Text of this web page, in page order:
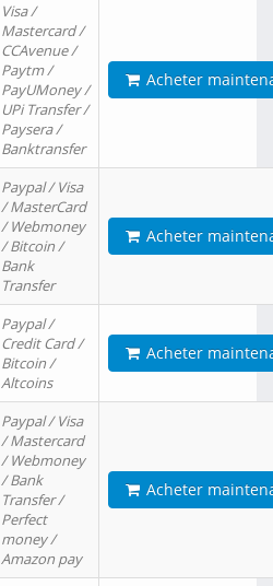
Visa /
Mastercard /
CCAvenue /
Paytm /
PayUMoney /
UPi Transfer /
Paysera /
Banktransfer
Acheter
Paypal / Visa
/ MasterCard
/ Webmoney
/ Bitcoin /
Bank
Transfer
Acheter
Paypal /
Credit Card /
Bitcoin /
Altcoins
Acheter
Paypal / Visa
/ Mastercard
/ Webmoney
/ Bank
Transfer /
Perfect
money /
Amazon pay
Acheter